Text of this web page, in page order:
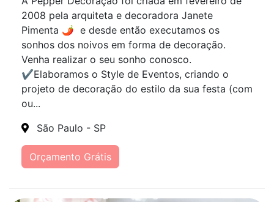
2008 pela arquiteta e decoradora Janete
Pimenta 🌶 e desde então executamos os
sonhos dos noivos em forma de decoração.
Venha realizar o seu sonho conosco.
✔️Elaboramos o Style de Eventos, criando o
projeto de decoração do estilo da sua festa (com
ou...
São Paulo - SP
Orçamento Grátis